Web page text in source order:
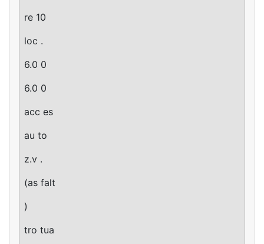
re 10
loc .
6.0 0
6.0 0
acc es
au to
z.v .
(as falt
)
tro tua